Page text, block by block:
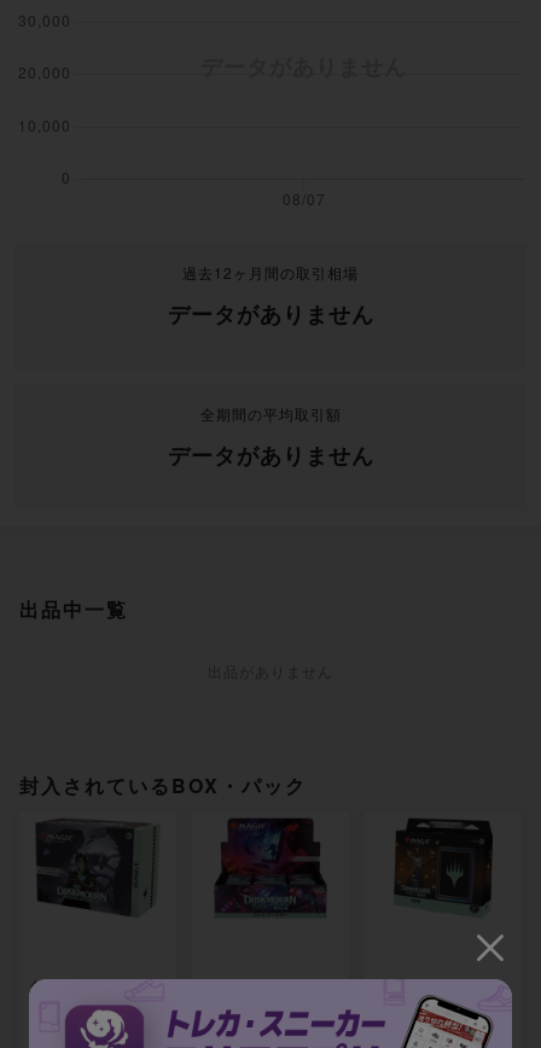
過去12ヶ月間の取引相場
データがありません
全期間の平均取引額
データがありません
出品中一覧
封入されているBOX・パック
ダスクモーン：戦
慄の館 Bundle 英
語版 [DSK] 未開封
ダスクモーン：戦
慄の館 プレイ・ブ
ースター [DSK] 未
ダスクモーン：戦
慄の館 統率者デッ
キ 「奇跡の人」 [D